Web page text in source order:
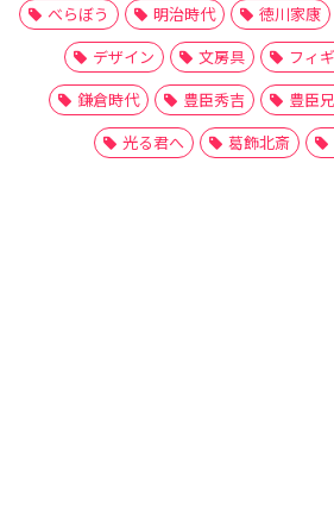
べらぼう
明治時代 徳川家康
デザイン
文房具 フィ
鎌倉時代
豊臣秀吉 豊臣
光る君へ
葛飾北斎